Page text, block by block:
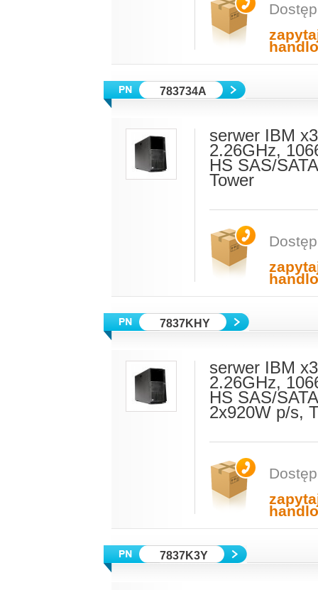
783734A
serwer IBM
2.26GHz,
HS SAS/
Tower
7837KHY
serwer IBM
2.26GHz,
HS SAS/
2x920W p/s,
7837K3Y